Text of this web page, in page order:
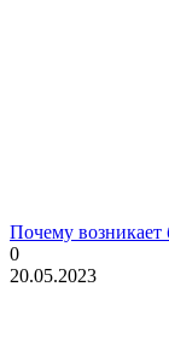
Почему возникает
0
20.05.2023